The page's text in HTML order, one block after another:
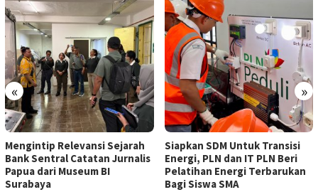
« »
Mengintip Relevansi Sejarah
Bank Sentral Catatan Jurnalis
Papua dari Museum BI
Surabaya
Siapkan SDM Untuk Transisi
Energi, PLN dan IT PLN Beri
Pelatihan Energi Terbarukan
Bagi Siswa SMA